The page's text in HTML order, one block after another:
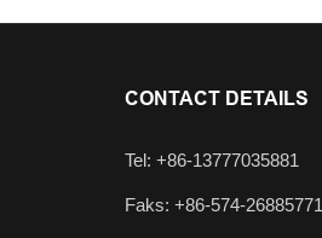
CONTACT DETAILS
Tel: +86-13777035881
Faks: +86-574-26885771